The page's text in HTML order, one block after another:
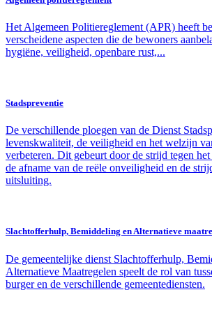
Het Algemeen Politiereglement (APR) heeft
verscheidene aspecten die de bewoners
hygiëne, veiligheid, openbare rust,...
Stadspreventie
De verschillende ploegen van de Dienst
levenskwaliteit, de veiligheid en het welzijn
verbeteren. Dit gebeurt door de strijd tegen
de afname van de reële onveiligheid en de
uitsluiting.
Slachtofferhulp, Bemiddeling en Alternatieve
De gemeentelijke dienst Slachtofferhulp,
Alternatieve Maatregelen speelt de rol van
burger en de verschillende gemeentediensten.